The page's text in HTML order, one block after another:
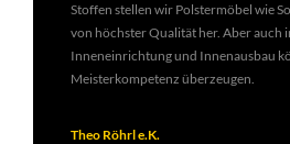
Stoffen stellen wir Polstermöbel wie
von höchster Qualität her. Aber auch
Inneneinrichtung und Innenausbau
Meisterkompetenz überzeugen.
Theo Röhrl e.K.